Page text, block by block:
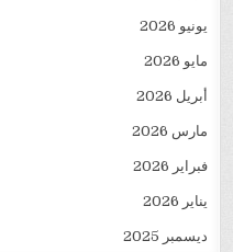
يونيو 2026
مايو 2026
أبريل 2026
مارس 2026
فبراير 2026
يناير 2026
ديسمبر 2025